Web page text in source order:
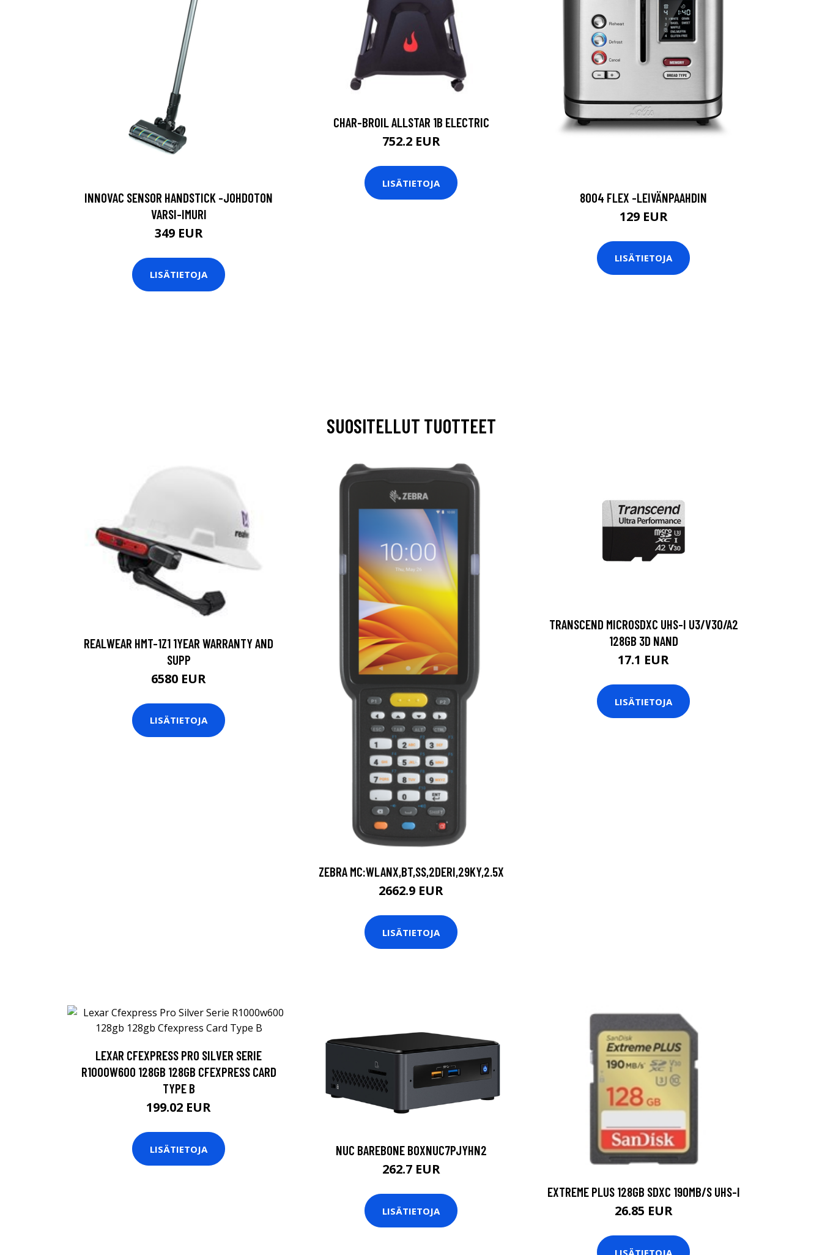
INNOVAC SENSOR HANDSTICK -JOHDOTON
VARSI-IMURI
349 EUR
LISÄTIETOJA
CHAR-BROIL ALLSTAR 1B ELECTRIC
752.2 EUR
LISÄTIETOJA
8004 FLEX -LEIVÄNPAAHDIN
129 EUR
LISÄTIETOJA
SUOSITELLUT TUOTTEET
REALWEAR HMT-1Z1 1YEAR WARRANTY AND
SUPP
6580 EUR
LISÄTIETOJA
ZEBRA MC:WLANX,BT,SS,2DERI,29KY,2.5X
2662.9 EUR
LISÄTIETOJA
TRANSCEND MICROSDXC UHS-I U3/V30/A2
128GB 3D NAND
17.1 EUR
LISÄTIETOJA
LEXAR CFEXPRESS PRO SILVER SERIE
R1000W600 128GB 128GB CFEXPRESS CARD
TYPE B
199.02 EUR
LISÄTIETOJA NUC BAREBONE BOXNUC7PJYHN2
262.7 EUR
LISÄTIETOJA
EXTREME PLUS 128GB SDXC 190MB/S UHS-I
26.85 EUR
LISÄTIETOJA